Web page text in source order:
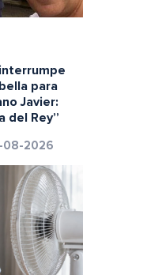
para
Javier:
del Rey”
08-2026